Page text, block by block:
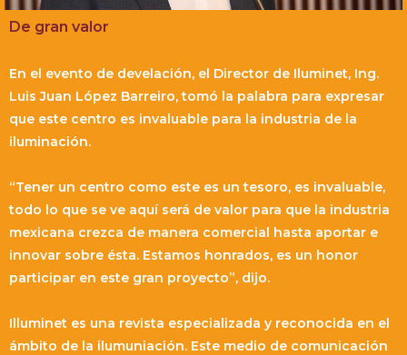
De gran valor
En el evento de develación, el Director de Iluminet, Ing.
Luis Juan López Barreiro, tomó la palabra para expresar
que este centro es invaluable para la industria de la
iluminación.
“Tener un centro como este es un tesoro, es invaluable,
todo lo que se ve aquí será de valor para que la industria
mexicana crezca de manera comercial hasta aportar e
innovar sobre ésta. Estamos honrados, es un honor
participar en este gran proyecto”, dijo.
Illuminet es una revista especializada y reconocida en el
ámbito de la ilumuniación. Este medio de comunicación